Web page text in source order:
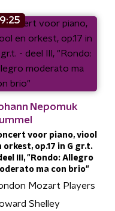
Nepomuk
voor piano, viool
orkest, op.17 in G gr.t.
III, "Rondo: Allegro
ma con brio"
Mozart Players
Shelley